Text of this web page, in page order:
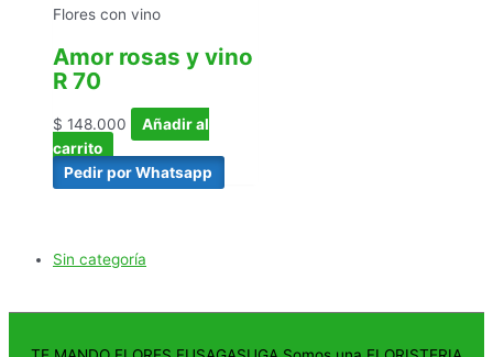
Flores con vino
Amor rosas y vino
R 70
$ 148.000
Añadir al
carrito
Pedir por Whatsapp
Sin categoría